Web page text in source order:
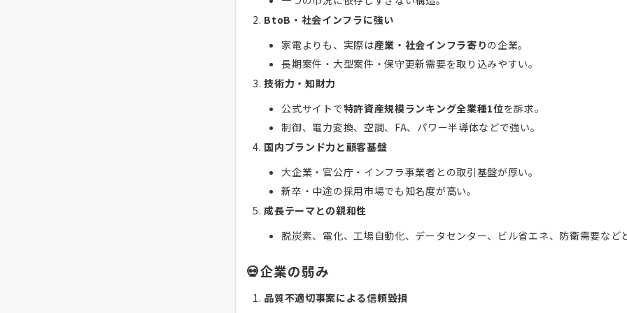
BtoB・社会インフラに強い
家電よりも、実際は産業・社会インフラ寄りの企業。
長期案件・大型案件・保守更新需要を取り込みやすい。
技術力・知財力
公式サイトで特許資産規模ランキング全業種1位を訴求。
制御、電力変換、空調、FA、パワー半導体などで強い。
国内ブランド力と顧客基盤
大企業・官公庁・インフラ事業者との取引基盤が厚い。
新卒・中途の採用市場でも知名度が高い。
成長テーマとの親和性
脱炭素、電化、工場自動化、データセンター、ビル省エネ、防衛需要など
💀企業の弱み
品質不適切事案による信頼毀損